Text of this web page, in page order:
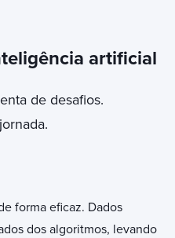
artificial
de desafios.
forma eficaz. Dados
dos algoritmos, levando